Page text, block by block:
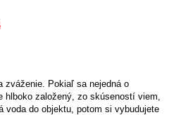
zváženie. Pokiaľ sa nejedná o
hlboko založený, zo skúseností viem,
voda do objektu, potom si vybudujete